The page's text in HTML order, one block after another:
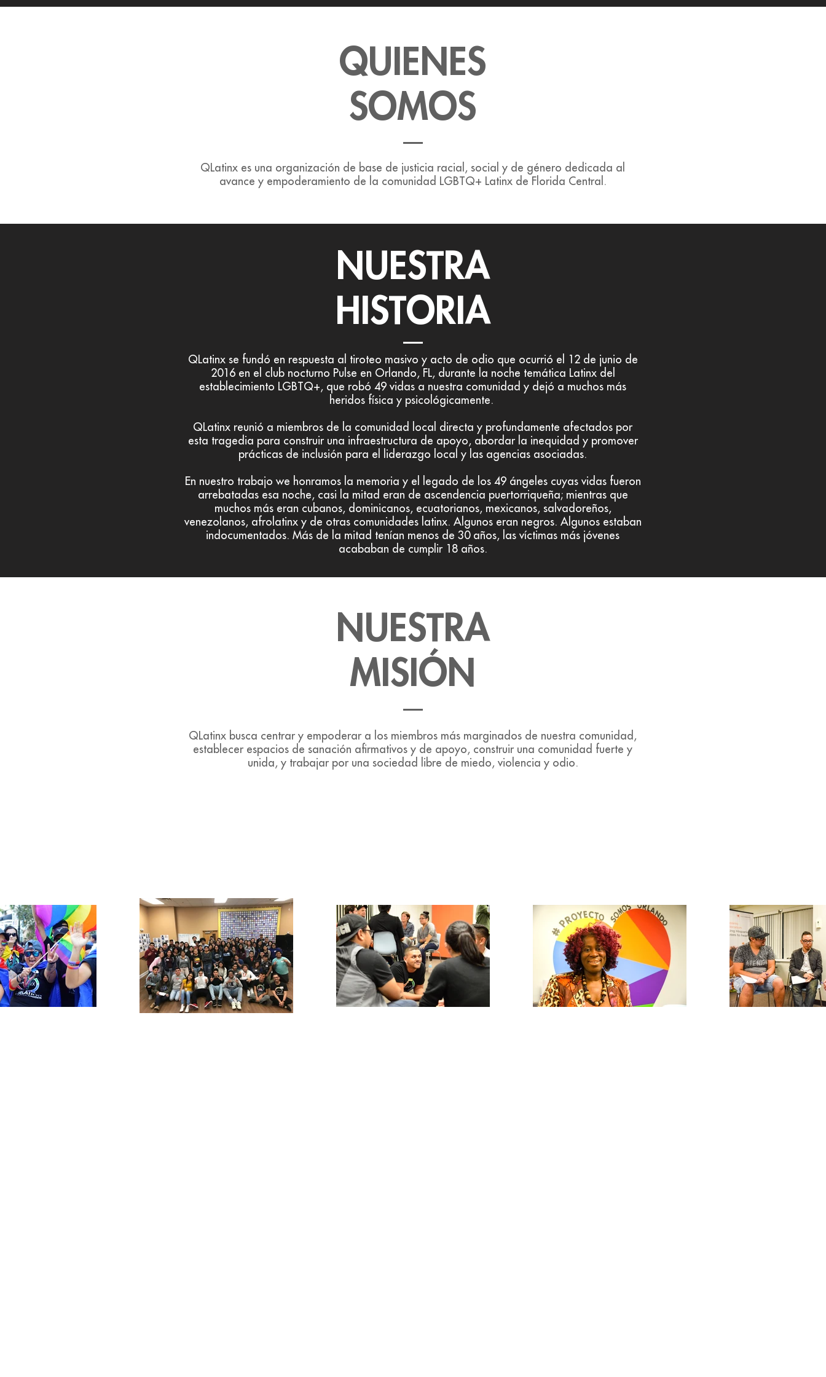
QUIENES
SOMOS
QLatinx es una organización de base de justicia racial, social y de género dedicada al
avance y empoderamiento de la comunidad LGBTQ+ Latinx de Florida Central.
NUESTRA
HISTORIA
QLatinx se fundó en respuesta al tiroteo masivo y acto de odio que ocurrió el 12 de junio de
2016 en el club nocturno Pulse en Orlando, FL, durante la noche temática Latinx del
establecimiento LGBTQ+, que robó 49 vidas a nuestra comunidad y dejó a muchos más
heridos física y psicológicamente.
QLatinx reunió a miembros de la comunidad local directa y profundamente afectados por
esta tragedia para construir una infraestructura de apoyo, abordar la inequidad y promover
prácticas de inclusión para el liderazgo local y las agencias asociadas.
En nuestro trabajo we honramos la memoria y el legado de los 49 ángeles cuyas vidas fueron
arrebatadas esa noche, casi la mitad eran de ascendencia puertorriqueña; mientras que
muchos más eran cubanos, dominicanos, ecuatorianos, mexicanos, salvadoreños,
venezolanos, afrolatinx y de otras comunidades latinx. Algunos eran negros. Algunos estaban
indocumentados. Más de la mitad tenían menos de 30 años, las víctimas más jóvenes
acababan de cumplir 18 años.
NUESTRA
MISIÓN
QLatinx busca centrar y empoderar a los miembros más marginados de nuestra comunidad,
establecer espacios de sanación afirmativos y de apoyo, construir una comunidad fuerte y
unida, y trabajar por una sociedad libre de miedo, violencia y odio.